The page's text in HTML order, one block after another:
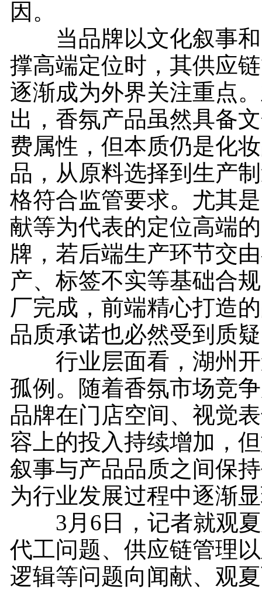
因。
当品牌以文化叙事和
撑高端定位时，其供应
逐渐成为外界关注重点
出，香氛产品虽然具备
费属性，但本质仍是化
品，从原料选择到生产
格符合监管要求。尤其
献等为代表的定位高端
牌，若后端生产环节交
产、标签不实等基础合
厂完成，前端精心打造
品质承诺也必然受到质
行业层面看，湖州开
孤例。随着香氛市场竞
品牌在门店空间、视觉
容上的投入持续增加，
叙事与产品品质之间保
为行业发展过程中逐渐
3月6日，记者就观夏
代工问题、供应链管理
逻辑等问题向闻献、观